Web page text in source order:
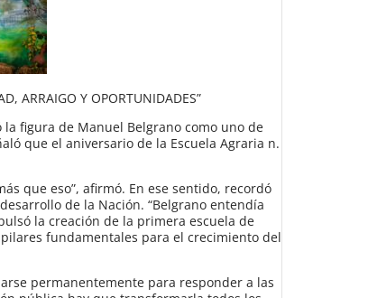
ARRAIGO Y OPORTUNIDADES”
figura de Manuel Belgrano como uno de
que el aniversario de la Escuela Agraria n.
que eso”, afirmó. En ese sentido, recordó
de la Nación. “Belgrano entendía
la creación de la primera escuela de
fundamentales para el crecimiento del
permanentemente para responder a las